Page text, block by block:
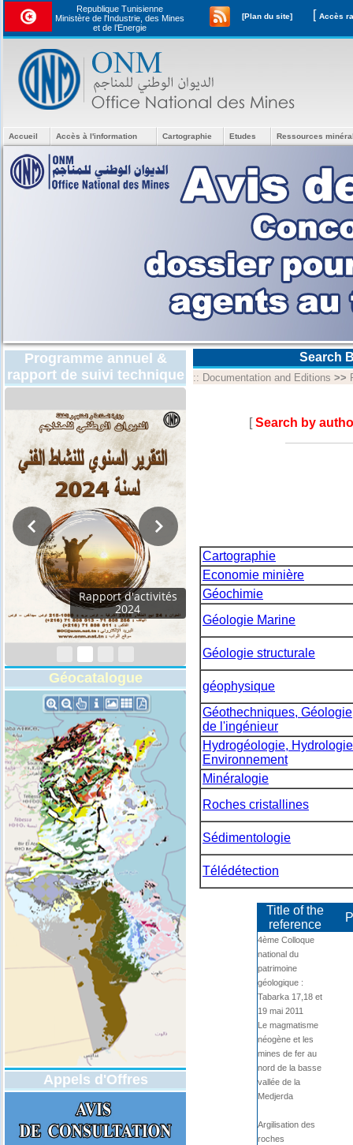
Republique Tunisienne
Ministère de l'Industrie, des Mines
et de l’Energie
[Plan du site] [
Accueil Accès à l'information Cartographie Etudes Ressources
Programme annuel &
rapport de suivi technique
Rapport d'activités
2024
Géocatalogue
Appels d'Offres
Search
:: Documentation and Editions >>
[Search by
Cartographie
Economie minière
Géochimie
Géologie Marine
Géologie structurale
géophysique
Géothechniques, Géologie
de l'ingénieur
Hydrogéologie,
Environnement
Minéralogie
Roches cristallines
Sédimentologie
Télédétection
Title of the
reference
4ème Colloque
national du
patrimoine
géologique :
Tabarka 17,18 et
19 mai 2011
Le magmatisme
néogène et les
mines de fer au
nord de la basse
vallée de la
Medjerda
Argilisation des
roches